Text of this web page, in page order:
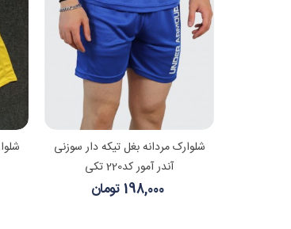
مشاهده بیشتر
شلوارک مردانه بغل تیکه دار سوزنی
آندر آمور کد220 تکی
198,000 تومان